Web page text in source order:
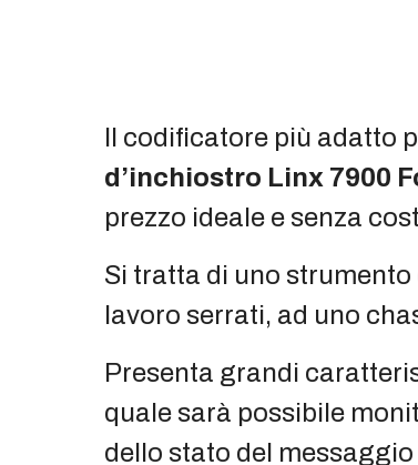
Il codificatore più adatto
d’inchiostro Linx 7900
prezzo ideale e senza
Si tratta di uno
lavoro serrati, ad uno
Presenta grandi
quale sarà possibile
dello stato del